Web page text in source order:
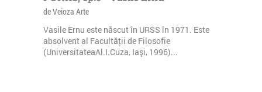
de Veioza Arte
Vasile Ernu este născut în URSS în 1971. Este
absolvent al Facultăţii de Filosofie
(UniversitateaAl.I.Cuza, Iaşi, 1996)...